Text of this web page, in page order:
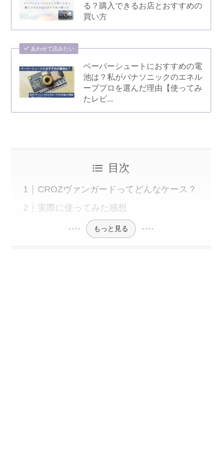
る？購入できるお店とおすすめの
買い方
あわせて読みたい
ペーパーシュートにおすすめの電
池は？私がパナソニックのエネル
ーププロを選んだ理由【使ってみ
たレビ...
目次
CROZヴァンガードってどんなケース？
実際に使ってみた感想
もっと見る